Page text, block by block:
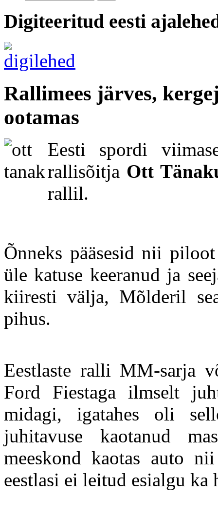
Digiteeritud eesti
Rallimees järves,
ootamas
Eesti spordi
rallisõitja Ott
rallil.
Õnneks pääsesid nii
üle katuse keeranud ja
kiiresti välja, Mõlderil
pihus.
Eestlaste ralli MM-sarja
Ford Fiestaga ilmselt
midagi, igatahes oli
juhitavuse kaotanud
meeskond kaotas auto
eestlasi ei leitud esialgu ka